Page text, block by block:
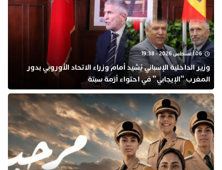
06 أغسطس 2026 - 19:38
وزير الداخلية الإسباني يُشيد أمام وزراء الاتحاد الأوروبي بدور
المغرب “الإيجابي” في احتواء أزمة سبتة